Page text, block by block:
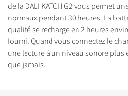
de la DALI KATCH G2 vous permet
normaux pendant 30 heures. La
qualité se recharge en 2 heures
fourni. Quand vous connectez le
une lecture à un niveau sonore plus
que jamais.